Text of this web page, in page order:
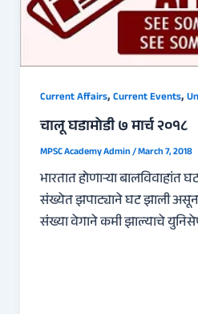
Current Affairs,Current Events,
चालू घडामोडी ७ मार्च २०१८
MPSC Academy Admin/March 7, 2018
भारतात होणार्‍या बालविवाहांत
संख्येत झपाट्याने घट झाली असून
संख्या वेगाने कमी झाल्याचे